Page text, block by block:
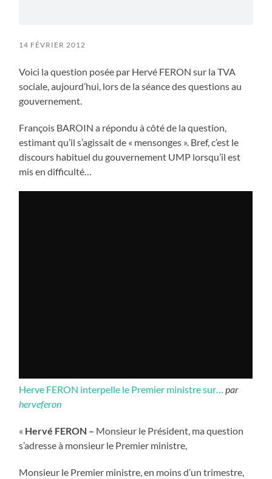
14 FÉVRIER 2012
Voici la question posée par Hervé FERON sur la TVA
sociale, aujourd’hui, lors de la séance des questions au
gouvernement.
François BAROIN a répondu à côté de la question,
estimant qu’il s’agissait de « mensonges ». Bref, c’est le
discours habituel du gouvernement UMP lorsqu’il est
mis en difficulté…
Herve FERON interpelle le Premier ministre sur… par
herveferon
« Hervé FERON – Monsieur le Président, ma question
s’adresse à monsieur le Premier ministre,
Monsieur le Premier ministre, en moins d’un trimestre,